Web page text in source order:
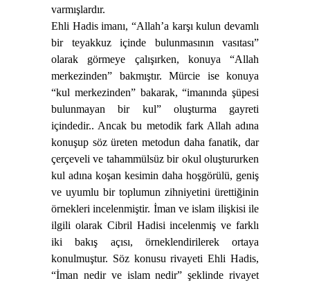
varmışlardır.
Ehli Hadis imanı, “Allah’a karşı kulun devamlı
bir teyakkuz içinde bulunmasının vasıtası”
olarak görmeye çalışırken, konuya “Allah
merkezinden” bakmıştır. Mürcie ise konuya
“kul merkezinden” bakarak,“imanında şüpesi
bulunmayan bir kul” oluşturma gayreti
içindedir.. Ancak bu metodik fark Allah adına
konuşup söz üreten metodun daha fanatik, dar
çerçeveli ve tahammülsüz bir okul oluştururken
kul adına koşan kesimin daha hoşgörülü, geniş
ve uyumlu bir toplumun zihniyetini ürettiğinin
örnekleri incelenmiştir. İman ve islam ilişkisi ile
ilgili olarak Cibril Hadisi incelenmiş ve farklı
iki bakış açısı, örneklendirilerek ortaya
konulmuştur. Söz konusu rivayeti Ehli Hadis,
“İman nedir ve islam nedir” şeklinde rivayet